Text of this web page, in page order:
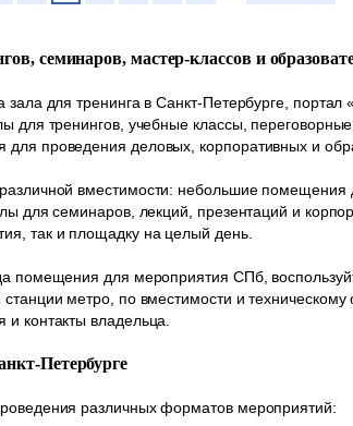
семинаров, мастер-классов и
зала для тренинга в Санкт-Петербурге,
для тренингов, учебные классы,
проведения деловых, корпоративных и
вместимости: небольшие помещения
для семинаров, лекций, презентаций и
так и площадку на целый день.
помещения для мероприятия СПб,
метро, по вместимости и
контакты владельца.
Петербурге
различных форматов мероприятий: